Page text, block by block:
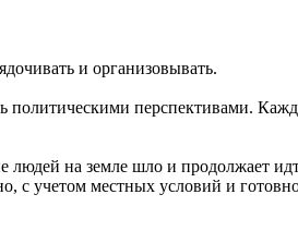
и организовывать.
политическими перспективами.
людей на земле шло и продолжает
с учетом местных условий и